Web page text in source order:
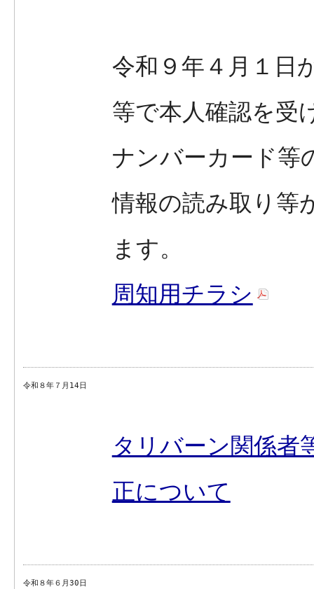
令和９年４月１日
等で本人確認を受
ナンバーカード等
情報の読み取り等
ます。
周知用チラシ
令和８年７月14日
タリバーン関係者
正について
令和８年６月30日